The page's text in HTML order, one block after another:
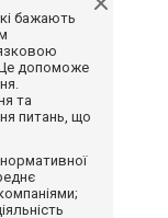
бажають
Це допоможе
та
питань, що